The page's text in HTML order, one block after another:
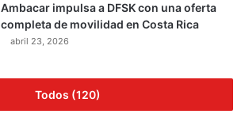
Ambacar impulsa a DFSK con una oferta
completa de movilidad en Costa Rica
abril 23, 2026
Todos (120)